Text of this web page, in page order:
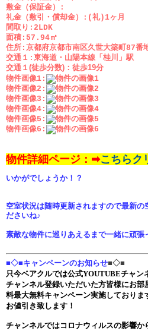
敷金（保証金）:
礼金（敷引・償却金）:(礼)1ヶ月
間取り:2LDK
面積:57.94㎡
住所:京都府京都市南区久世大築町87番
交通１:東海道・山陽本線「桂川」駅
交通１(徒歩分数)： 徒歩19分
物件画像1:
物件画像2:
物件画像3:
物件画像4:
物件画像5:
物件画像6:
物件詳細ページ：➡こちらク
いかがでしょうか！？
空室状況は随時更新されますので最新の
ださいね♪
素敵な物件に巡りあえるまで一緒に頑張
■◇■キャンペーンのお知らせ■◇■
只今ベアクルでは公式YOUTUBEチャン
チャンネル登録いただいた方皆様にお
料最大無料キャンペーン実施しており
お値引き致します！
チャンネルではコロナウィルスの影響